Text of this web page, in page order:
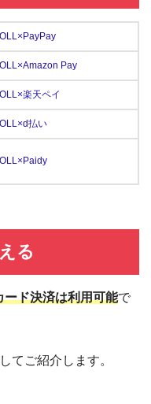
Pay
楽天ペイ
払い
る
ド決済は利用可能で
てご紹介します。